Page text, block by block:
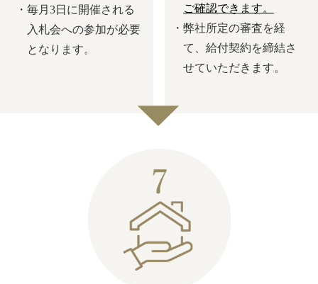
・毎月3日に開催される
入札会への参加が必要
となります。
ご確認できます。
・弊社所定の審査を経
て、給付契約を締結さ
せていただきます。